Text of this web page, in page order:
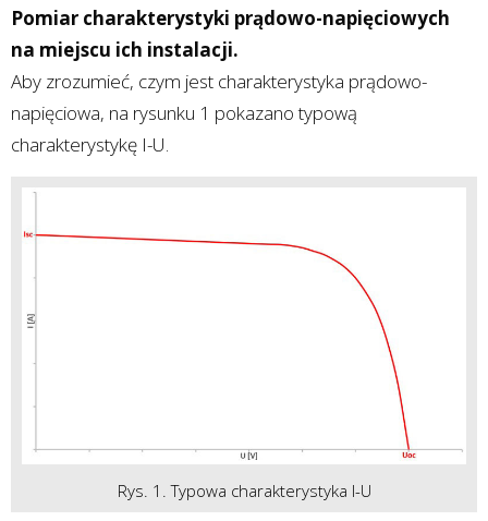
Pomiar charakterystyki prądowo-napięciowych
na miejscu ich instalacji.
Aby zrozumieć, czym jest charakterystyka prądowo-
napięciowa, na rysunku 1 pokazano typową
charakterystykę I-U.
Rys. 1. Typowa charakterystyka I-U